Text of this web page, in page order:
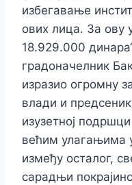
избегавање
ових лица. За ову
18.929.000
градоначелник
изразио огромну
влади и
изузетној
већим улагањима
између осталог,
сарадњи